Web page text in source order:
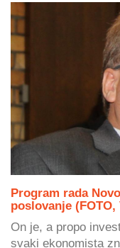
Program rada
poslovanje (FOTO,
On je, a propo
svaki ekonomista